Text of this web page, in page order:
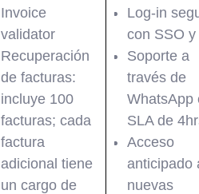
Invoice
validator
Recuperación
de facturas:
incluye 100
facturas; cada
factura
adicional tiene
un cargo de
Log-in
con SSO y
Soporte a
través de
WhatsApp
SLA de
Acceso
anticipado
nuevas